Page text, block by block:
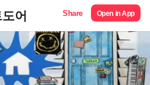
어 Share Open in App